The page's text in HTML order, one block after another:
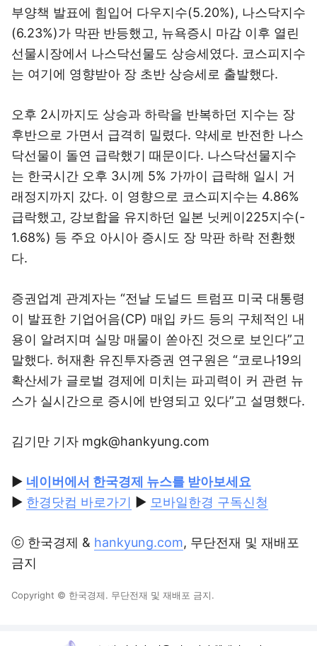
부양책 발표에 힘입어 다우지수(5.20%), 나스닥지수
(6.23%)가 막판 반등했고, 뉴욕증시 마감 이후 열린
선물시장에서 나스닥선물도 상승세였다. 코스피지수
는 여기에 영향받아 장 초반 상승세로 출발했다.
오후 2시까지도 상승과 하락을 반복하던 지수는 장
후반으로 가면서 급격히 밀렸다. 약세로 반전한 나스
닥선물이 돌연 급락했기 때문이다. 나스닥선물지수
는 한국시간 오후 3시께 5% 가까이 급락해 일시 거
래정지까지 갔다. 이 영향으로 코스피지수는 4.86%
급락했고, 강보합을 유지하던 일본 닛케이225지수(-
1.68%) 등 주요 아시아 증시도 장 막판 하락 전환했
다.
증권업계 관계자는 “전날 도널드 트럼프 미국 대통령
이 발표한 기업어음(CP) 매입 카드 등의 구체적인 내
용이 알려지며 실망 매물이 쏟아진 것으로 보인다”고
말했다. 허재환 유진투자증권 연구원은 “코로나19의
확산세가 글로벌 경제에 미치는 파괴력이 커 관련 뉴
스가 실시간으로 증시에 반영되고 있다”고 설명했다.
김기만 기자 mgk@hankyung.com
▶ 네이버에서 한국경제 뉴스를 받아보세요
▶ 한경닷컴 바로가기 ▶ 모바일한경 구독신청
ⓒ 한국경제 & hankyung.com, 무단전재 및 재배포
금지
Copyright © 한국경제. 무단전재 및 재배포 금지.